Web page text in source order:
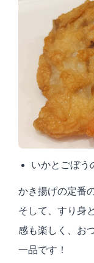
いかとごぼ
かき揚げの定番
そして、すり身
感も楽しく、お
一品です！